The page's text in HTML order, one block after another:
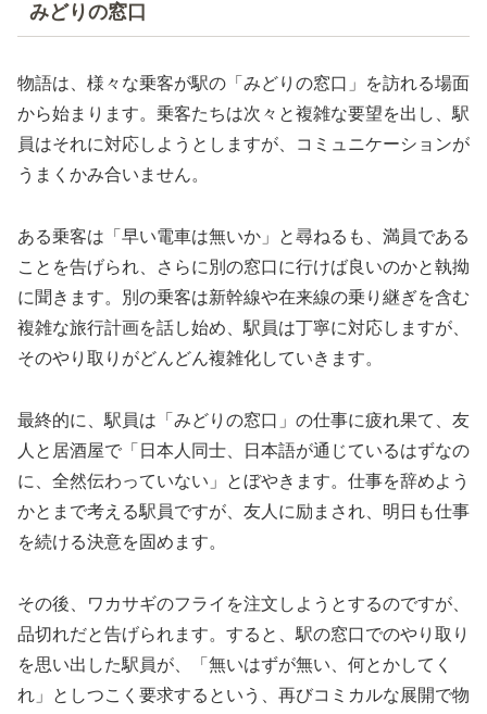
みどりの窓口
物語は、様々な乗客が駅の「みどりの窓口」を訪れる場面
から始まります。乗客たちは次々と複雑な要望を出し、駅
員はそれに対応しようとしますが、コミュニケーションが
うまくかみ合いません。
ある乗客は「早い電車は無いか」と尋ねるも、満員である
ことを告げられ、さらに別の窓口に行けば良いのかと執拗
に聞きます。別の乗客は新幹線や在来線の乗り継ぎを含む
複雑な旅行計画を話し始め、駅員は丁寧に対応しますが、
そのやり取りがどんどん複雑化していきます。
最終的に、駅員は「みどりの窓口」の仕事に疲れ果て、友
人と居酒屋で「日本人同士、日本語が通じているはずなの
に、全然伝わっていない」とぼやきます。仕事を辞めよう
かとまで考える駅員ですが、友人に励まされ、明日も仕事
を続ける決意を固めます。
その後、ワカサギのフライを注文しようとするのですが、
品切れだと告げられます。すると、駅の窓口でのやり取り
を思い出した駅員が、「無いはずが無い、何とかしてく
れ」としつこく要求するという、再びコミカルな展開で物